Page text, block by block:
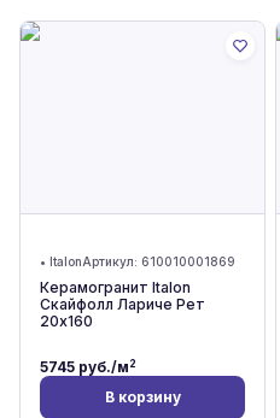
• ItalonАртикул: 610010001869
Керамогранит Italon
Скайфолл Лариче Рет
20x160
5745 руб./м2
В корзину